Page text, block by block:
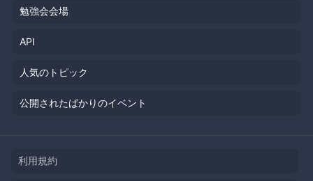
勉強会会場
API
人気のトピック
公開されたばかりのイベント
利用規約